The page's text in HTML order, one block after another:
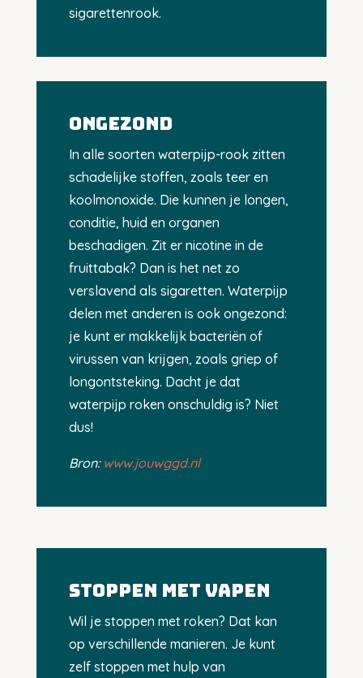
sigarettenrook.
Ongezond
In alle soorten waterpijp-rook zitten
schadelijke stoffen, zoals teer en
koolmonoxide. Die kunnen je longen,
conditie, huid en organen
beschadigen. Zit er nicotine in de
fruittabak? Dan is het net zo
verslavend als sigaretten. Waterpijp
delen met anderen is ook ongezond:
je kunt er makkelijk bacteriën of
virussen van krijgen, zoals griep of
longontsteking. Dacht je dat
waterpijp roken onschuldig is? Niet
dus!
Bron: www.jouwggd.nl
Stoppen met vapen
Wil je stoppen met roken? Dat kan
op verschillende manieren. Je kunt
zelf stoppen met hulp van